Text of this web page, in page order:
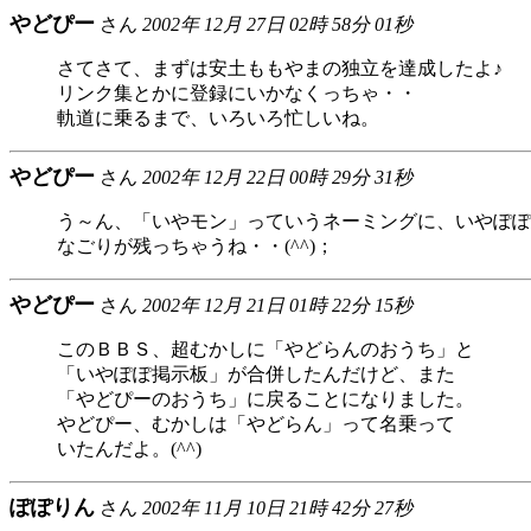
やどぴー さん 2002年 12月 27日 02時 58分 01秒
さてさて、まずは安土ももやまの独立を達成したよ♪
リンク集とかに登録にいかなくっちゃ・・
軌道に乗るまで、いろいろ忙しいね。
やどぴー さん 2002年 12月 22日 00時 29分 31秒
う～ん、「いやモン」っていうネーミングに、いやぽ
なごりが残っちゃうね・・(^^)；
やどぴー さん 2002年 12月 21日 01時 22分 15秒
このＢＢＳ、超むかしに「やどらんのおうち」と
「いやぽぽ掲示板」が合併したんだけど、また
「やどぴーのおうち」に戻ることになりました。
やどぴー、むかしは「やどらん」って名乗って
いたんだよ。(^^)
ぽぽりん さん 2002年 11月 10日 21時 42分 27秒